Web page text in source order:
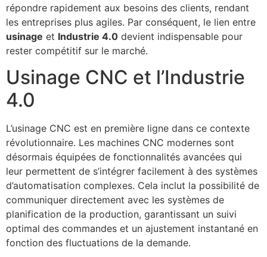
répondre rapidement aux besoins des clients, rendant
les entreprises plus agiles. Par conséquent, le lien entre
usinage et Industrie 4.0 devient indispensable pour
rester compétitif sur le marché.
Usinage CNC et l’Industrie
4.0
L’usinage CNC est en première ligne dans ce contexte
révolutionnaire. Les machines CNC modernes sont
désormais équipées de fonctionnalités avancées qui
leur permettent de s’intégrer facilement à des systèmes
d’automatisation complexes. Cela inclut la possibilité de
communiquer directement avec les systèmes de
planification de la production, garantissant un suivi
optimal des commandes et un ajustement instantané en
fonction des fluctuations de la demande.